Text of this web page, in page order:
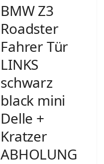
BMW Z3
Roadster
Fahrer Tür
LINKS
schwarz
black mini
Delle +
Kratzer
ABHOLUNG